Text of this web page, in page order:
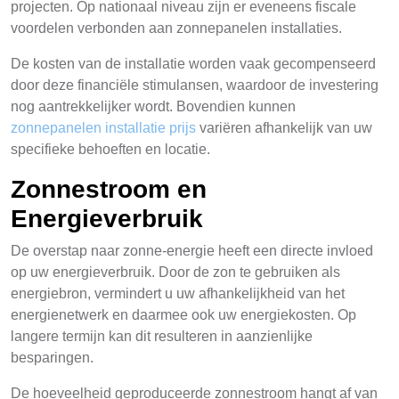
projecten. Op nationaal niveau zijn er eveneens fiscale
voordelen verbonden aan zonnepanelen installaties.
De kosten van de installatie worden vaak gecompenseerd
door deze financiële stimulansen, waardoor de investering
nog aantrekkelijker wordt. Bovendien kunnen
zonnepanelen installatie prijs variëren afhankelijk van uw
specifieke behoeften en locatie.
Zonnestroom en
Energieverbruik
De overstap naar zonne-energie heeft een directe invloed
op uw energieverbruik. Door de zon te gebruiken als
energiebron, vermindert u uw afhankelijkheid van het
energienetwerk en daarmee ook uw energiekosten. Op
langere termijn kan dit resulteren in aanzienlijke
besparingen.
De hoeveelheid geproduceerde zonnestroom hangt af van